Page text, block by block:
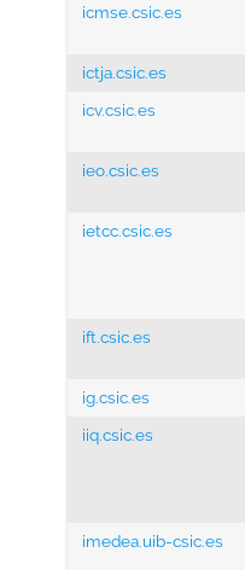
icmse.csic.es
ictja.csic.es
icv.csic.es
ieo.csic.es
ietcc.csic.es
ift.csic.es
ig.csic.es
iiq.csic.es
imedea.uib-csic.es